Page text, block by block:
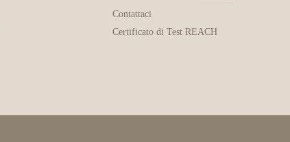
Contattaci
Certificato di Test REACH